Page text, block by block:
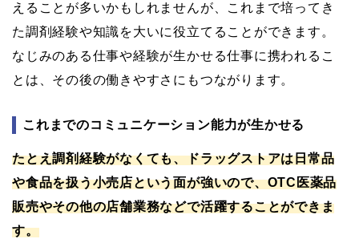
えることが多いかもしれませんが、これまで培ってき
た調剤経験や知識を大いに役立てることができます。
なじみのある仕事や経験が生かせる仕事に携われるこ
とは、その後の働きやすさにもつながります。
これまでのコミュニケーション能力が生かせる
たとえ調剤経験がなくても、ドラッグストアは日常品
や食品を扱う小売店という面が強いので、OTC医薬品
販売やその他の店舗業務などで活躍することができま
す。